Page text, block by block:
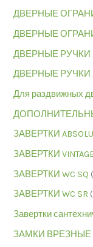
ДВЕРНЫЕ
ДВЕРНЫЕ
ДВЕРНЫЕ РУЧКИ
ДВЕРНЫЕ РУЧКИ
Для раздвижных
ЗАВЕРТКИ
ЗАВЕРТКИ
ЗАВЕРТКИ WC SQ
ЗАВЕРТКИ WC SR
Завертки
ЗАМКИ ВРЕЗНЫЕ